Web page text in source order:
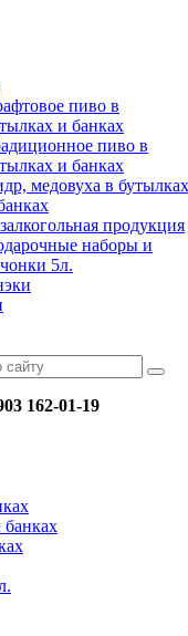
пиво в
и банках
пиво в
и банках
медовуха в бутылках
продукция
наборы и
5л.
162-01-19